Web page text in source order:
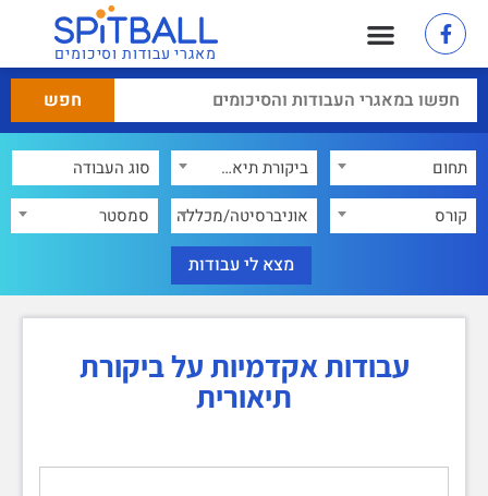
מאגרי עבודות וסיכומים
תחום
ביקורת תיאורית
קורס
אוניברסיטה/מכללה סמסטר
עבודות אקדמיות על ביקורת
תיאורית